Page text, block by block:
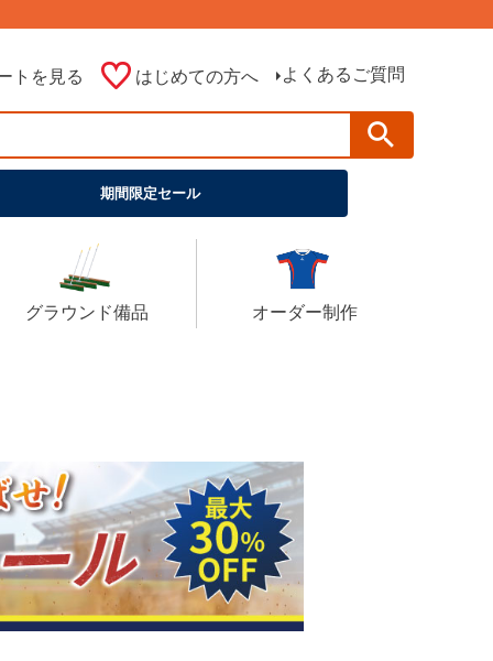
トを見る はじめての方へ よくあるご質問
期間限定セール
グラウンド備品 オーダー制作